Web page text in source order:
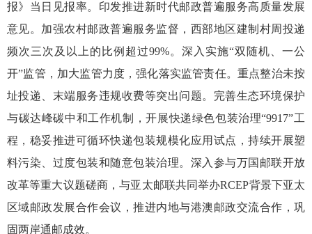
报》当日见报率。印发推进新时代邮政普遍服务高质量发展
意见。加强农村邮政普遍服务监督，西部地区建制村周投递
频次三次及以上的比例超过99%。深入实施“双随机、一公
开”监管，加大监管力度，强化落实监管责任。重点整治未按
址投递、末端服务违规收费等突出问题。完善生态环境保护
与碳达峰碳中和工作机制，开展快递绿色包装治理“9917”工
程，稳妥推进可循环快递包装规模化应用试点，持续开展塑
料污染、过度包装和随意包装治理。深入参与万国邮联开放
改革等重大议题磋商，与亚太邮联共同举办RCEP背景下亚太
区域邮政发展合作会议，推进内地与港澳邮政交流合作，巩
固两岸通邮成效。